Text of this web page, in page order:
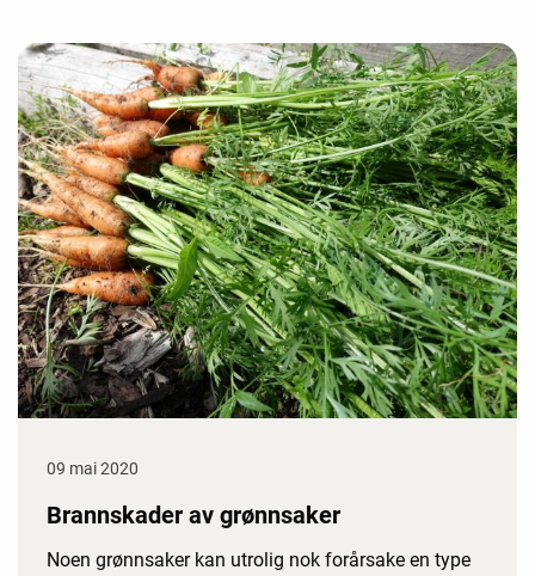
09 mai 2020
Brannskader av grønnsaker
Noen grønnsaker kan utrolig nok forårsake en type